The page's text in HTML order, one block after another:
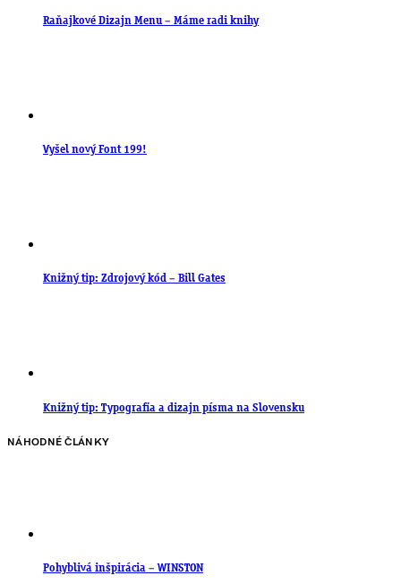
Raňajkové Dizajn Menu – Máme radi knihy
Vyšel nový Font 199!
Knižný tip: Zdrojový kód – Bill Gates
Knižný tip: Typografia a dizajn písma na Slovensku
NÁHODNÉ ČLÁNKY
Pohyblivá inšpirácia – WINSTON